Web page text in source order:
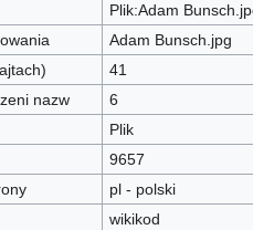
Plik:Adam
Adam Bunsch.jpg
41
nazw
6
Plik
9657
pl - polski
wikikod